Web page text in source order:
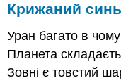
Крижаний
Уран багато в
Планета
Зовні є товстий